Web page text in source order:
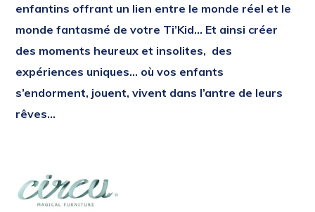
enfantins offrant un lien entre le monde réel et le
monde fantasmé de votre Ti’Kid… Et ainsi créer
des moments heureux et insolites, des
expériences uniques… où vos enfants
s’endorment, jouent, vivent dans l’antre de leurs
rêves…